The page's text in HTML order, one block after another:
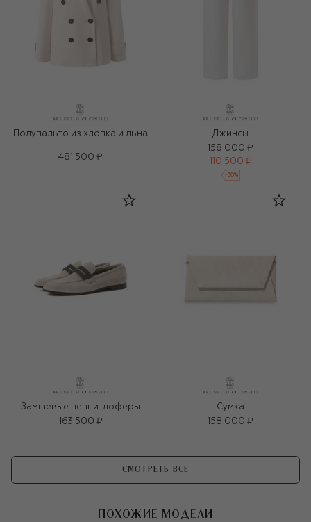
Полупальто из хлопка и льна
481 500 ₽
Джинсы
158 000 ₽
110 500 ₽
-30%
Замшевые пенни-лоферы
163 500 ₽
Сумка
158 000 ₽
СМОТРЕТЬ ВСЕ
ПОХОЖИЕ МОДЕЛИ